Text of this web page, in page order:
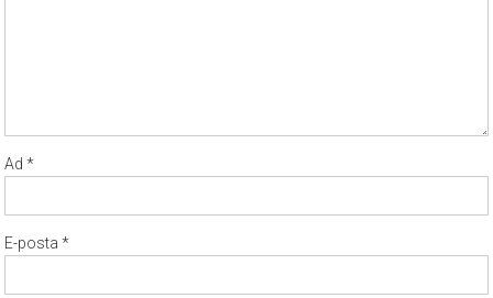
Ad*
E-posta*